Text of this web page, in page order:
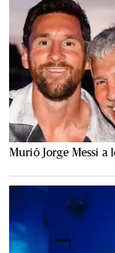
Murió Jorge Messi a